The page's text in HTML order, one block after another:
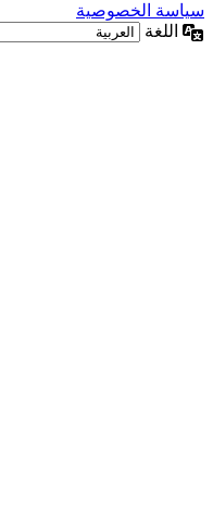
سياسة الخصوصية
اللغة